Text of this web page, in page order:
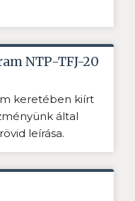
NTP-TFJ-20
keretében kiírt
által
leírása.